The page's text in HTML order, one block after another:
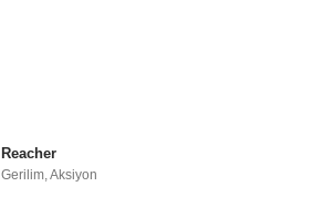
Reacher
Gerilim ,Aksiyon